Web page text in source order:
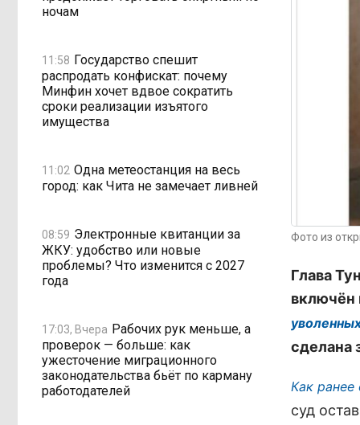
ночам
11:58 Государство спешит
распродать конфискат: почему
Минфин хочет вдвое сократить
сроки реализации изъятого
имущества
11:02 Одна метеостанция на весь
город: как Чита не замечает ливней
08:59 Электронные квитанции за
ЖКУ: удобство или новые
проблемы? Что изменится с 2027
года
17:03, Вчера Рабочих рук меньше, а
проверок — больше: как
ужесточение миграционного
законодательства бьёт по карману
работодателей
Фото из
Глава
включён
сделана
Как ранее
суд